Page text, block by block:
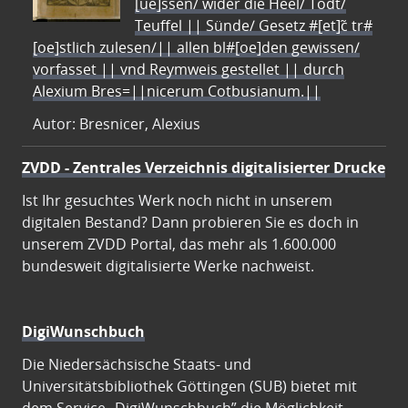
Teuffel || Sünde/ Gesetz #[et]c̃ tr#
[oe]stlich zulesen/|| allen bl#[oe]den gewissen/
vorfasset || vnd Reymweis gestellet || durch
Alexium Bres=||nicerum Cotbusianum.||
Autor: Bresnicer, Alexius
ZVDD - Zentrales Verzeichnis digitalisierter Drucke
Ist Ihr gesuchtes Werk noch nicht in unserem
digitalen Bestand? Dann probieren Sie es doch in
unserem ZVDD Portal, das mehr als 1.600.000
bundesweit digitalisierte Werke nachweist.
DigiWunschbuch
Die Niedersächsische Staats- und
Universitätsbibliothek Göttingen (SUB) bietet mit